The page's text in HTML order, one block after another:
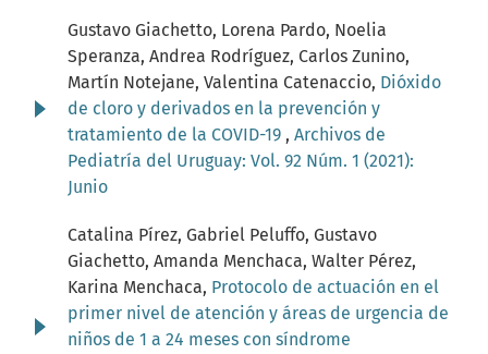
Gustavo Giachetto, Lorena Pardo, Noelia
Speranza, Andrea Rodríguez, Carlos Zunino,
Martín Notejane, Valentina Catenaccio, Dióxido
de cloro y derivados en la prevención y
tratamiento de la COVID-19 , Archivos de
Pediatría del Uruguay: Vol. 92 Núm. 1 (2021):
Junio
Catalina Pírez, Gabriel Peluffo, Gustavo
Giachetto, Amanda Menchaca, Walter Pérez,
Karina Menchaca, Protocolo de actuación en el
primer nivel de atención y áreas de urgencia de
niños de 1 a 24 meses con síndrome